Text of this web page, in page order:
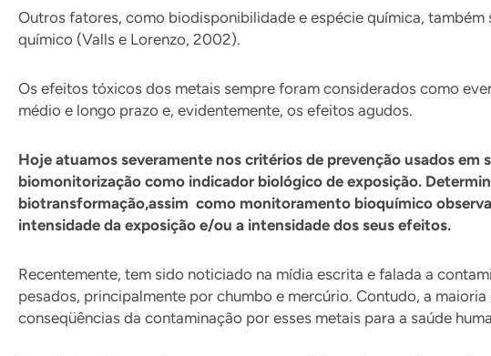
Outros fatores, como biodisponibilidade e espécie química,
químico (Valls e Lorenzo, 2002).
Os efeitos tóxicos dos metais sempre foram considerados como
médio e longo prazo e, evidentemente, os efeitos agudos.
Hoje atuamos severamente nos critérios de prevenção usados
biomonitorização como indicador biológico de exposição.
biotransformação,assim como monitoramento bioquímico
intensidade da exposição e/ou a intensidade dos seus efeitos.
Recentemente, tem sido noticiado na mídia escrita e falada a
pesados, principalmente por chumbo e mercúrio. Contudo, a
conseqüências da contaminação por esses metais para a saúde